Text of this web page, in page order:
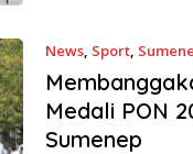
News, Sport,
Medali PON
Sumenep